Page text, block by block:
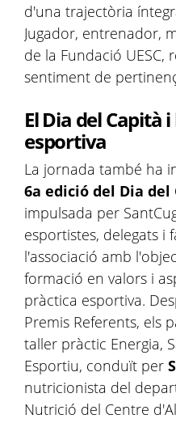
d'una trajectòria
Jugador, entrenador,
de la Fundació UESC,
sentiment de
El Dia del Capità
esportiva
La jornada també ha
6a edició del Dia del
impulsada per
esportistes, delegats i
l'associació amb
formació en valors i
pràctica esportiva.
Premis Referents, els
taller pràctic Energia,
Esportiu, conduït per
nutricionista del
Nutrició del Centre